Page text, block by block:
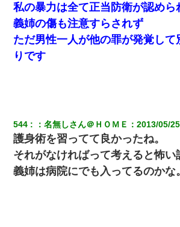
【悲報】姉と入浴中に大きくなってしまった
ｗ
姉旦那の友達「ほんとのパパだよ～」私のお
→思わず手を叩いて振り払ったら…
【唖然】帰宅したら旦那のスポーツカーが消
立つし、すぐ見つかるかもしれません』→
さんご存じですか？』
私の暴力は全て正当防衛が認めら
義姉の傷も注意すらされず
ただ男性一人が他の罪が発覚して
りです
544 ：名無しさん＠ＨＯＭＥ ：2013/05/
護身術を習ってて良かったね。
それがなければって考えると怖い
義姉は病院にでも入ってるのかな